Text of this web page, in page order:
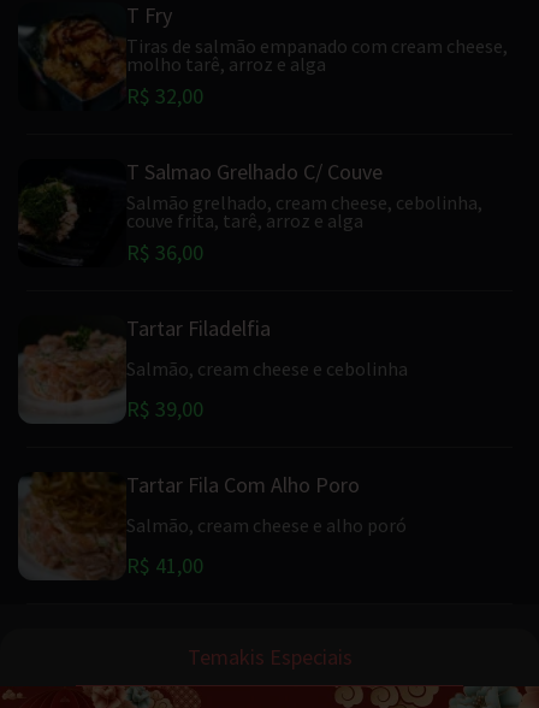
T Fry
Tiras de salmão empanado com cream cheese,
molho tarê, arroz e alga
R$ 32,00
T Salmao Grelhado C/ Couve
Salmão grelhado, cream cheese, cebolinha,
couve frita, tarê, arroz e alga
R$ 36,00
Tartar Filadelfia
Salmão, cream cheese e cebolinha
R$ 39,00
Tartar Fila Com Alho Poro
Salmão, cream cheese e alho poró
R$ 41,00
Temakis Especiais